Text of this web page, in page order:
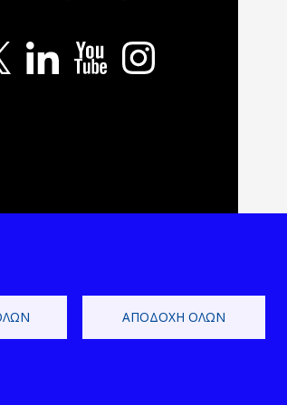
ΑΠΟΔΟΧΉ ΌΛΩΝ